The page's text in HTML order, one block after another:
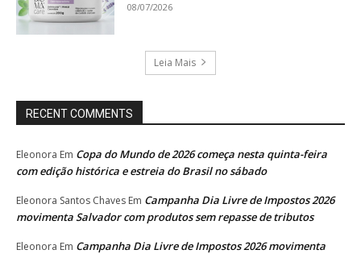
08/07/2026
Leia Mais
RECENT COMMENTS
Eleonora Em Copa do Mundo de 2026 começa nesta quinta-feira
com edição histórica e estreia do Brasil no sábado
Eleonora Santos Chaves Em Campanha Dia Livre de Impostos 2026
movimenta Salvador com produtos sem repasse de tributos
Eleonora Em Campanha Dia Livre de Impostos 2026 movimenta